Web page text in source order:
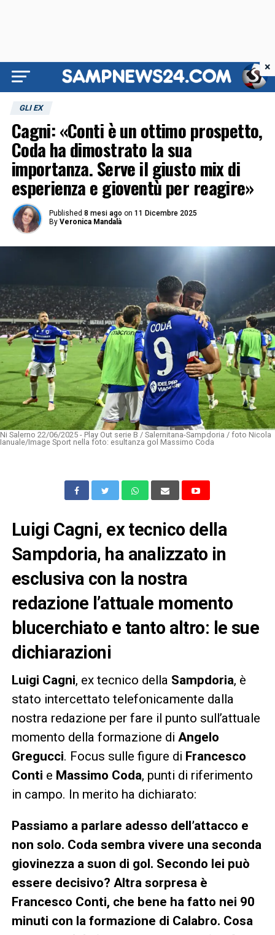
GLI EX
Cagni: «Conti è un ottimo prospetto,
Coda ha dimostrato la sua
importanza. Serve il giusto mix di
esperienza e gioventù per reagire»
Published 8 mesi ago on 11 Dicembre 2025
By Veronica Mandalà
Ni Salerno 22/06/2025 - Play Out serie B / Salernitana-Sampdoria / foto Nicola
Ianuale/Image Sport nella foto: esultanza gol Massimo Coda
Luigi Cagni, ex tecnico della
Sampdoria, ha analizzato in
esclusiva con la nostra
redazione l’attuale momento
blucerchiato e tanto altro: le sue
dichiarazioni
Luigi Cagni, ex tecnico della Sampdoria, è
stato intercettato telefonicamente dalla
nostra redazione per fare il punto sull’attuale
momento della formazione di Angelo
Gregucci. Focus sulle figure di Francesco
Conti e Massimo Coda, punti di riferimento
in campo. In merito ha dichiarato:
Passiamo a parlare adesso dell’attacco e
non solo. Coda sembra vivere una seconda
giovinezza a suon di gol. Secondo lei può
essere decisivo? Altra sorpresa è
Francesco Conti, che bene ha fatto nei 90
minuti con la formazione di Calabro. Cosa
×